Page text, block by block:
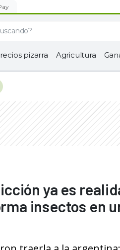
pizarra Agricultura
ya es
insectos en